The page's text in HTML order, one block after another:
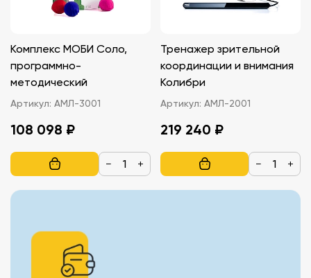
Комплекс МОБИ Соло,
программно-
методический
Артикул: АМЛ-3001
108 098 ₽
− +
Тренажер зрительной
координации и внимания
Колибри
Артикул: АМЛ-2001
219 240 ₽
− +